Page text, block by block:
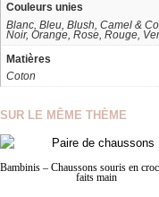
Couleurs unies
Blanc, Bleu, Blush, Camel &
Noir, Orange, Rose, Rouge,
Matières
Coton
SUR LE MÊME THÈME
Bambinis – Chaussons souris en
faits main